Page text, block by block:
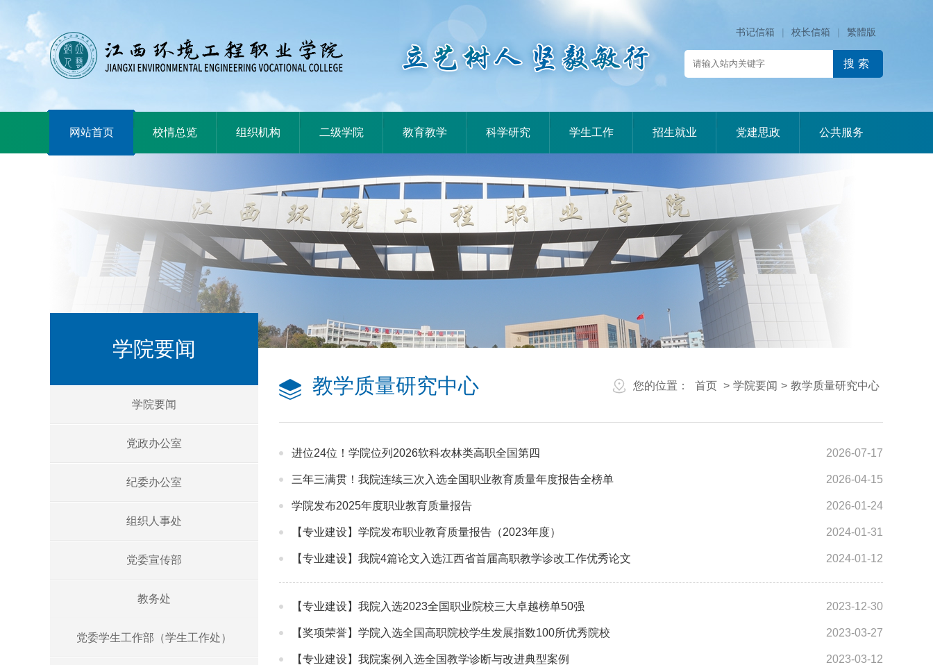
书记信箱 | 校长信箱 | 繁體版
网站首页 校情总览 组织机构 二级学院 教育教学 科学研究 学生工作 招生就业 党建思政 公共服务
学院要闻
学院要闻
党政办公室
纪委办公室
组织人事处
党委宣传部
教务处
党委学生工作部（学生工作处）
您的位置： 首页 > 学院要闻 > 教学质量研究中心
教学质量研究中心
2026-07-17
进位24位！学院位列2026软科农林类高职全国第四
2026-04-15
三年三满贯！我院连续三次入选全国职业教育质量年度报告全榜单
2026-01-24
学院发布2025年度职业教育质量报告
2024-01-31
【专业建设】学院发布职业教育质量报告（2023年度）
2024-01-12
【专业建设】我院4篇论文入选江西省首届高职教学诊改工作优秀论文
2023-12-30
【专业建设】我院入选2023全国职业院校三大卓越榜单50强
2023-03-27
【奖项荣誉】学院入选全国高职院校学生发展指数100所优秀院校
2023-03-12
【专业建设】我院案例入选全国教学诊断与改进典型案例